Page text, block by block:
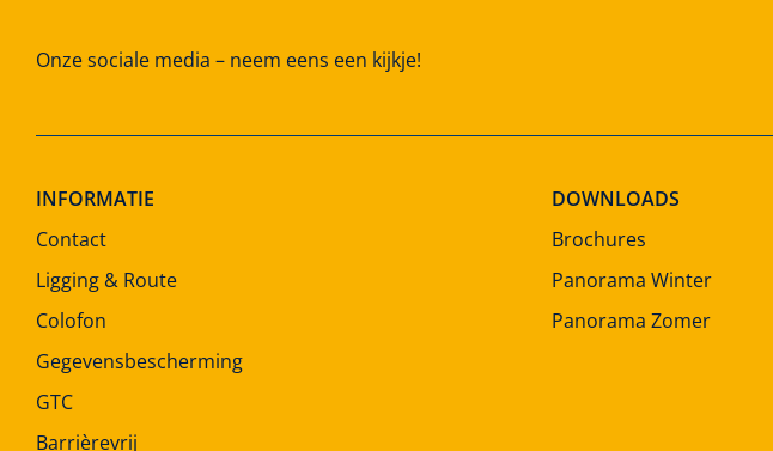
Onze sociale media – neem eens een kijkje!
INFORMATIE
Contact
Ligging & Route
Colofon
Gegevensbescherming
GTC
Barrièrevrij
DOWNLOADS
Brochures
Panorama Winter
Panorama Zomer